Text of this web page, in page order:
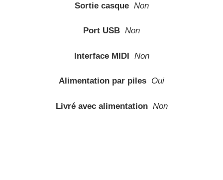
Sortie casque Non
Port USB Non
Interface MIDI Non
Alimentation par piles Oui
Livré avec alimentation Non